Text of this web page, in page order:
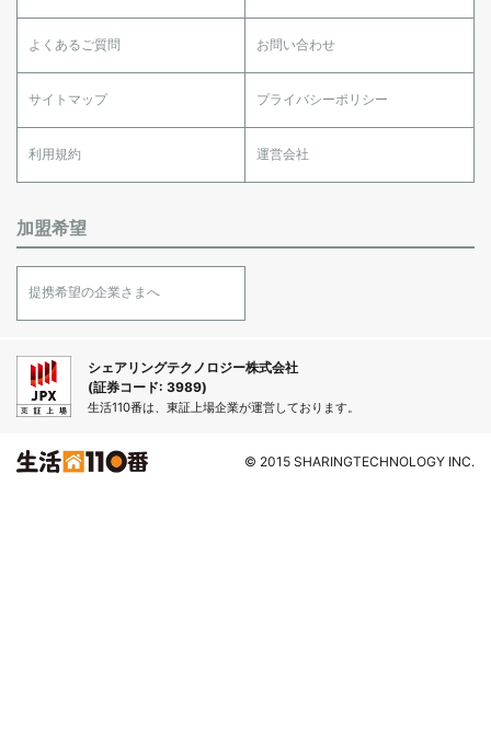
よくあるご質問 お問い合わせ
サイトマップ プライバシーポリシー
利用規約 運営会社
加盟希望
提携希望の企業さまへ
シェアリングテクノロジー株式会社
(証券コード: 3989)
生活110番は、東証上場企業が運営しております。
© 2015 SHARINGTECHNOLOGY INC.